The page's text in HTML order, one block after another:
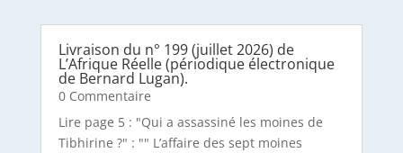
Livraison du n° 199 (juillet 2026) de
L’Afrique Réelle (périodique électronique
de Bernard Lugan).
0 Commentaire
Lire page 5 : "Qui a assassiné les moines de
Tibhirine ?" : "" L’affaire des sept moines